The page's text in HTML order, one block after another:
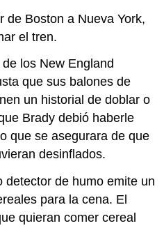
de Boston a Nueva York,
el tren.
los New England
que sus balones de
un historial de doblar o
Brady debió haberle
que se asegurara de que
desinflados.
detector de humo emite un
para la cena. El
quieran comer cereal